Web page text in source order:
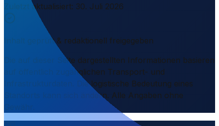
Zuletzt aktualisiert: 30. Juli 2026
Inhalt geprüft & redaktionell freigegeben
Die auf dieser Seite dargestellten Informationen basieren
auf öffentlich zugänglichen Transport- und
Infrastrukturdaten. Die logistische Bedeutung eines
Standorts kann sich ändern. Alle Angaben ohne